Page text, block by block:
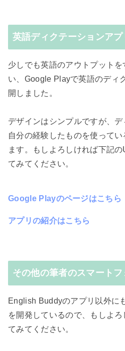
英語ディクテーションア
少しでも英語のアウトプット
い、Google Playで英語のディ
開しました。
デザインはシンプルですが、
自分の経験したものを使って
ます。もしよろしければ下記
てみてください。
Google Playのページはこちら
アプリの紹介はこちら
その他の筆者のスマートフ
English Buddyのアプリ以外に
を開発しているので、もしよ
てみてください。